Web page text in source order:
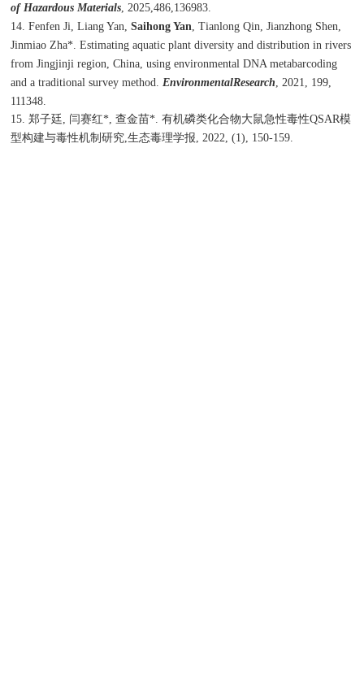
of Hazardous Materials , 2025,486,136983.
14. Fenfen Ji, Liang Yan,Saihong Yan , Tianlong Qin, Jianzhong Shen,
Jinmiao Zha*. Estimating aquatic plant diversity and distribution in rivers
from Jingjinji region, China, using environmental DNA metabarcoding
and a traditional survey method. EnvironmentalResearch , 2021, 199,
111348.
15.郑子廷 闫赛红*,查金苗*.有机磷类化合物大鼠急性毒性QSAR模
型构建与毒性机制研究 ,生态毒理学报 , 2022, (1), 150-159.